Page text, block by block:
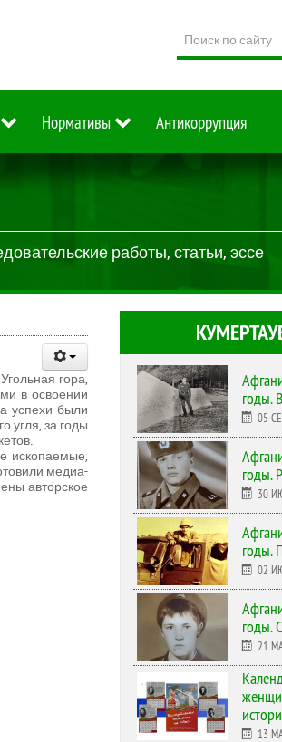
по
сайту
Нормативы Антикоррупция
работы, статьи, эссе
гора,
в освоении
успехи были
угля, за годы
ископаемые,
медиа-
авторское
годы.
05
годы.
30
годы.
02
годы.
21
13